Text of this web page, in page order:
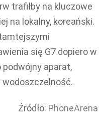
trafiłby na kluczowe
na lokalny, koreański.
się G7 dopiero w
podwójny aparat,
wodoszczelność.
Źródło: PhoneArena